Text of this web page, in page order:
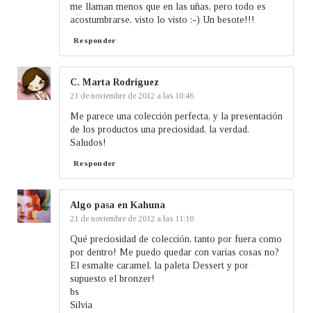
me llaman menos que en las uñas, pero todo es
acostumbrarse, visto lo visto :-) Un besote!!!
Responder
C. Marta Rodríguez
21 de noviembre de 2012 a las 10:46
Me parece una colección perfecta, y la presentación
de los productos una preciosidad, la verdad.
Saludos!
Responder
Algo pasa en Kahuna
21 de noviembre de 2012 a las 11:10
Qué preciosidad de colección, tanto por fuera como
por dentro! Me puedo quedar con varias cosas no?
El esmalte caramel, la paleta Dessert y por
supuesto el bronzer!
bs
Silvia